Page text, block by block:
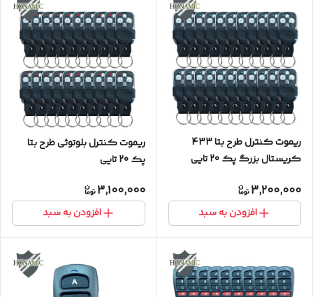
ریموت کنترل طرح بتا 433
کریستال بزرگ پک 20 تایی
3,200,000
افزودن به سبد
ریموت کنترل بلوتوثی طرح بتا
پک 20 تایی
3,100,000
افزودن به سبد